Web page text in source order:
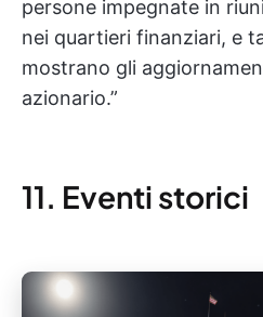
persone impegnate in
nei quartieri finanziari, e
mostrano gli
azionario.”
11. Eventi storici